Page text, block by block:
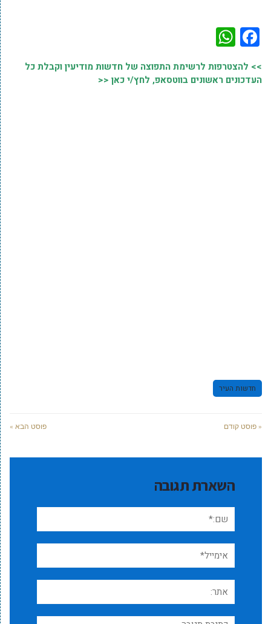
Facebook
>> להצטרפות לרשימת התפוצה של חדשות מודיעין וקבלת כל
העדכונים ראשונים בווטסאפ, לחץ/י כאן <<
חדשות העיר
« פוסט קודם פוסט הבא »
השארת תגובה
שם:*
אימייל*
אתר:
תגובה